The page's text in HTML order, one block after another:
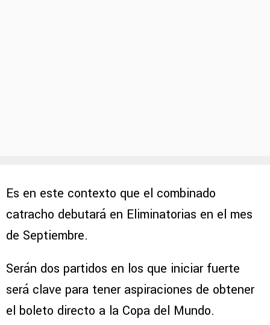
Es en este contexto que el combinado
catracho debutará en Eliminatorias en el mes
de Septiembre.
Serán dos partidos en los que iniciar fuerte
será clave para tener aspiraciones de obtener
el boleto directo a la Copa del Mundo.